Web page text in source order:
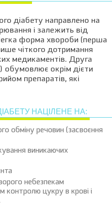
діабету направлено на
і залежить від
форма хвороби (перша
чіткого дотримання
медикаментів. Друга
обумовлює окрім дієти
препаратів, які
НАЦІЛЕНЕ НА:
обміну речовин (засвоєння
виникаючих
небезпекам
контролю цукру в крові і